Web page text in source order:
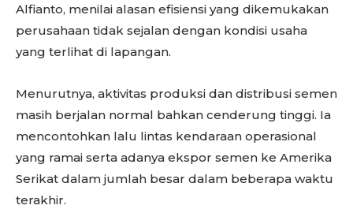
Alfianto, menilai alasan efisiensi yang dikemukakan
perusahaan tidak sejalan dengan kondisi usaha
yang terlihat di lapangan.
Menurutnya, aktivitas produksi dan distribusi semen
masih berjalan normal bahkan cenderung tinggi. Ia
mencontohkan lalu lintas kendaraan operasional
yang ramai serta adanya ekspor semen ke Amerika
Serikat dalam jumlah besar dalam beberapa waktu
terakhir.